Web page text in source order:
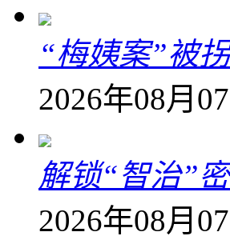
“梅姨案”被
2026年08月
解锁“智治”
2026年08月